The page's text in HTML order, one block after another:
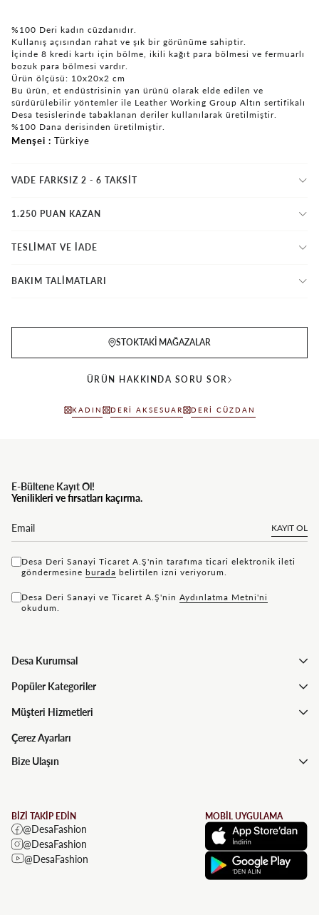
%100 Deri kadın cüzdanıdır.
Kullanış açısından rahat ve şık bir görünüme sahiptir.
İçinde 8 kredi kartı için bölme, ikili kağıt para bölmesi ve fermuarlı
bozuk para bölmesi vardır.
Ürün ölçüsü: 10x20x2 cm
Bu ürün, et endüstrisinin yan ürünü olarak elde edilen ve
sürdürülebilir yöntemler ile Leather Working Group Altın sertifikalı
Desa tesislerinde tabaklanan deriler kullanılarak üretilmiştir.
%100 Dana derisinden üretilmiştir.
Menşei Türkiye
VADE FARKSIZ 2 - 6 TAKSIT
1.250 PUAN KAZAN
TESLİMAT VE İADE
BAKIM TALİMATLARI
STOKTAKI MAĞAZALAR
ÜRÜN HAKKINDA SORU SOR
KADIN DERI AKSESUAR DERI CÜZDAN
E-Bültene Kayıt Ol!
Yenilikleri ve fırsatları kaçırma.
KAYIT OL
Desa Deri Sanayi Ticaret A.Ş'nin tarafıma ticari elektronik ileti
göndermesine bu rada belirtilen izni veriyorum.
Desa Deri Sanayi ve Ticaret A.Ş'nin Aydınlatma Metni'ni
okudum.
Desa Kurumsal
Popüler Kategoriler
Müşteri Hizmetleri
Çerez Ayarları
Bize Ulaşın
BİZİ TAKİP EDİN
@DesaFashion
@DesaFashion
@DesaFashion
MOBİL UYGULAMA